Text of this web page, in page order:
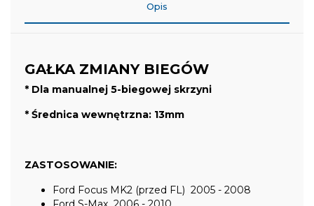
Opis
GAŁKA ZMIANY BIEGÓW
* Dla manualnej 5-biegowej skrzyni
* Średnica wewnętrzna: 13mm
ZASTOSOWANIE:
Ford Focus MK2 (przed FL) 2005 - 2008